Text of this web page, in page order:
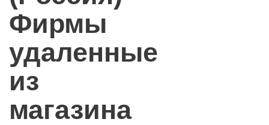
Фирмы
удаленные
из
магазина